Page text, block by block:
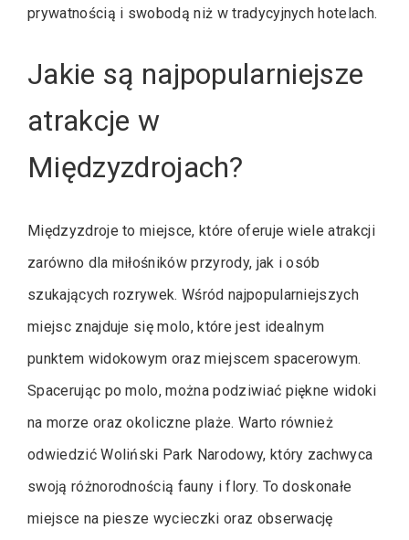
prywatnością i swobodą niż w tradycyjnych hotelach.
Jakie są najpopularniejsze
atrakcje w
Międzyzdrojach?
Międzyzdroje to miejsce, które oferuje wiele atrakcji
zarówno dla miłośników przyrody, jak i osób
szukających rozrywek. Wśród najpopularniejszych
miejsc znajduje się molo, które jest idealnym
punktem widokowym oraz miejscem spacerowym.
Spacerując po molo, można podziwiać piękne widoki
na morze oraz okoliczne plaże. Warto również
odwiedzić Woliński Park Narodowy, który zachwyca
swoją różnorodnością fauny i flory. To doskonałe
miejsce na piesze wycieczki oraz obserwację